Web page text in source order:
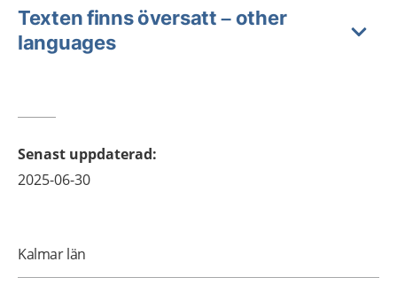
Texten finns översatt – other
languages
Senast uppdaterad:
2025-06-30
Kalmar län